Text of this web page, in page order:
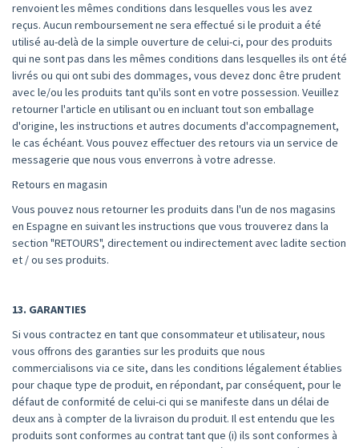
renvoient les mêmes conditions dans lesquelles vous les avez
reçus. Aucun remboursement ne sera effectué si le produit a été
utilisé au-delà de la simple ouverture de celui-ci, pour des produits
qui ne sont pas dans les mêmes conditions dans lesquelles ils ont été
livrés ou qui ont subi des dommages, vous devez donc être prudent
avec le/ou les produits tant qu'ils sont en votre possession. Veuillez
retourner l'article en utilisant ou en incluant tout son emballage
d'origine, les instructions et autres documents d'accompagnement,
le cas échéant. Vous pouvez effectuer des retours via un service de
messagerie que nous vous enverrons à votre adresse.
Retours en magasin
Vous pouvez nous retourner les produits dans l'un de nos magasins
en Espagne en suivant les instructions que vous trouverez dans la
section "RETOURS", directement ou indirectement avec ladite section
et / ou ses produits.
13. GARANTIES
Si vous contractez en tant que consommateur et utilisateur, nous
vous offrons des garanties sur les produits que nous
commercialisons via ce site, dans les conditions légalement établies
pour chaque type de produit, en répondant, par conséquent, pour le
défaut de conformité de celui-ci qui se manifeste dans un délai de
deux ans à compter de la livraison du produit. Il est entendu que les
produits sont conformes au contrat tant que (i) ils sont conformes à